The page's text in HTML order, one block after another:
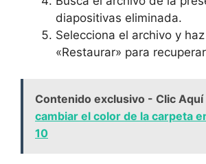
diapositivas eliminada.
Selecciona ‌el ⁤archivo y
«Restaurar» para⁣
Contenido exclusivo - Clic Aquí
cambiar el color de la carpeta
10